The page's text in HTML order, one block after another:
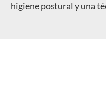
higiene postural y una